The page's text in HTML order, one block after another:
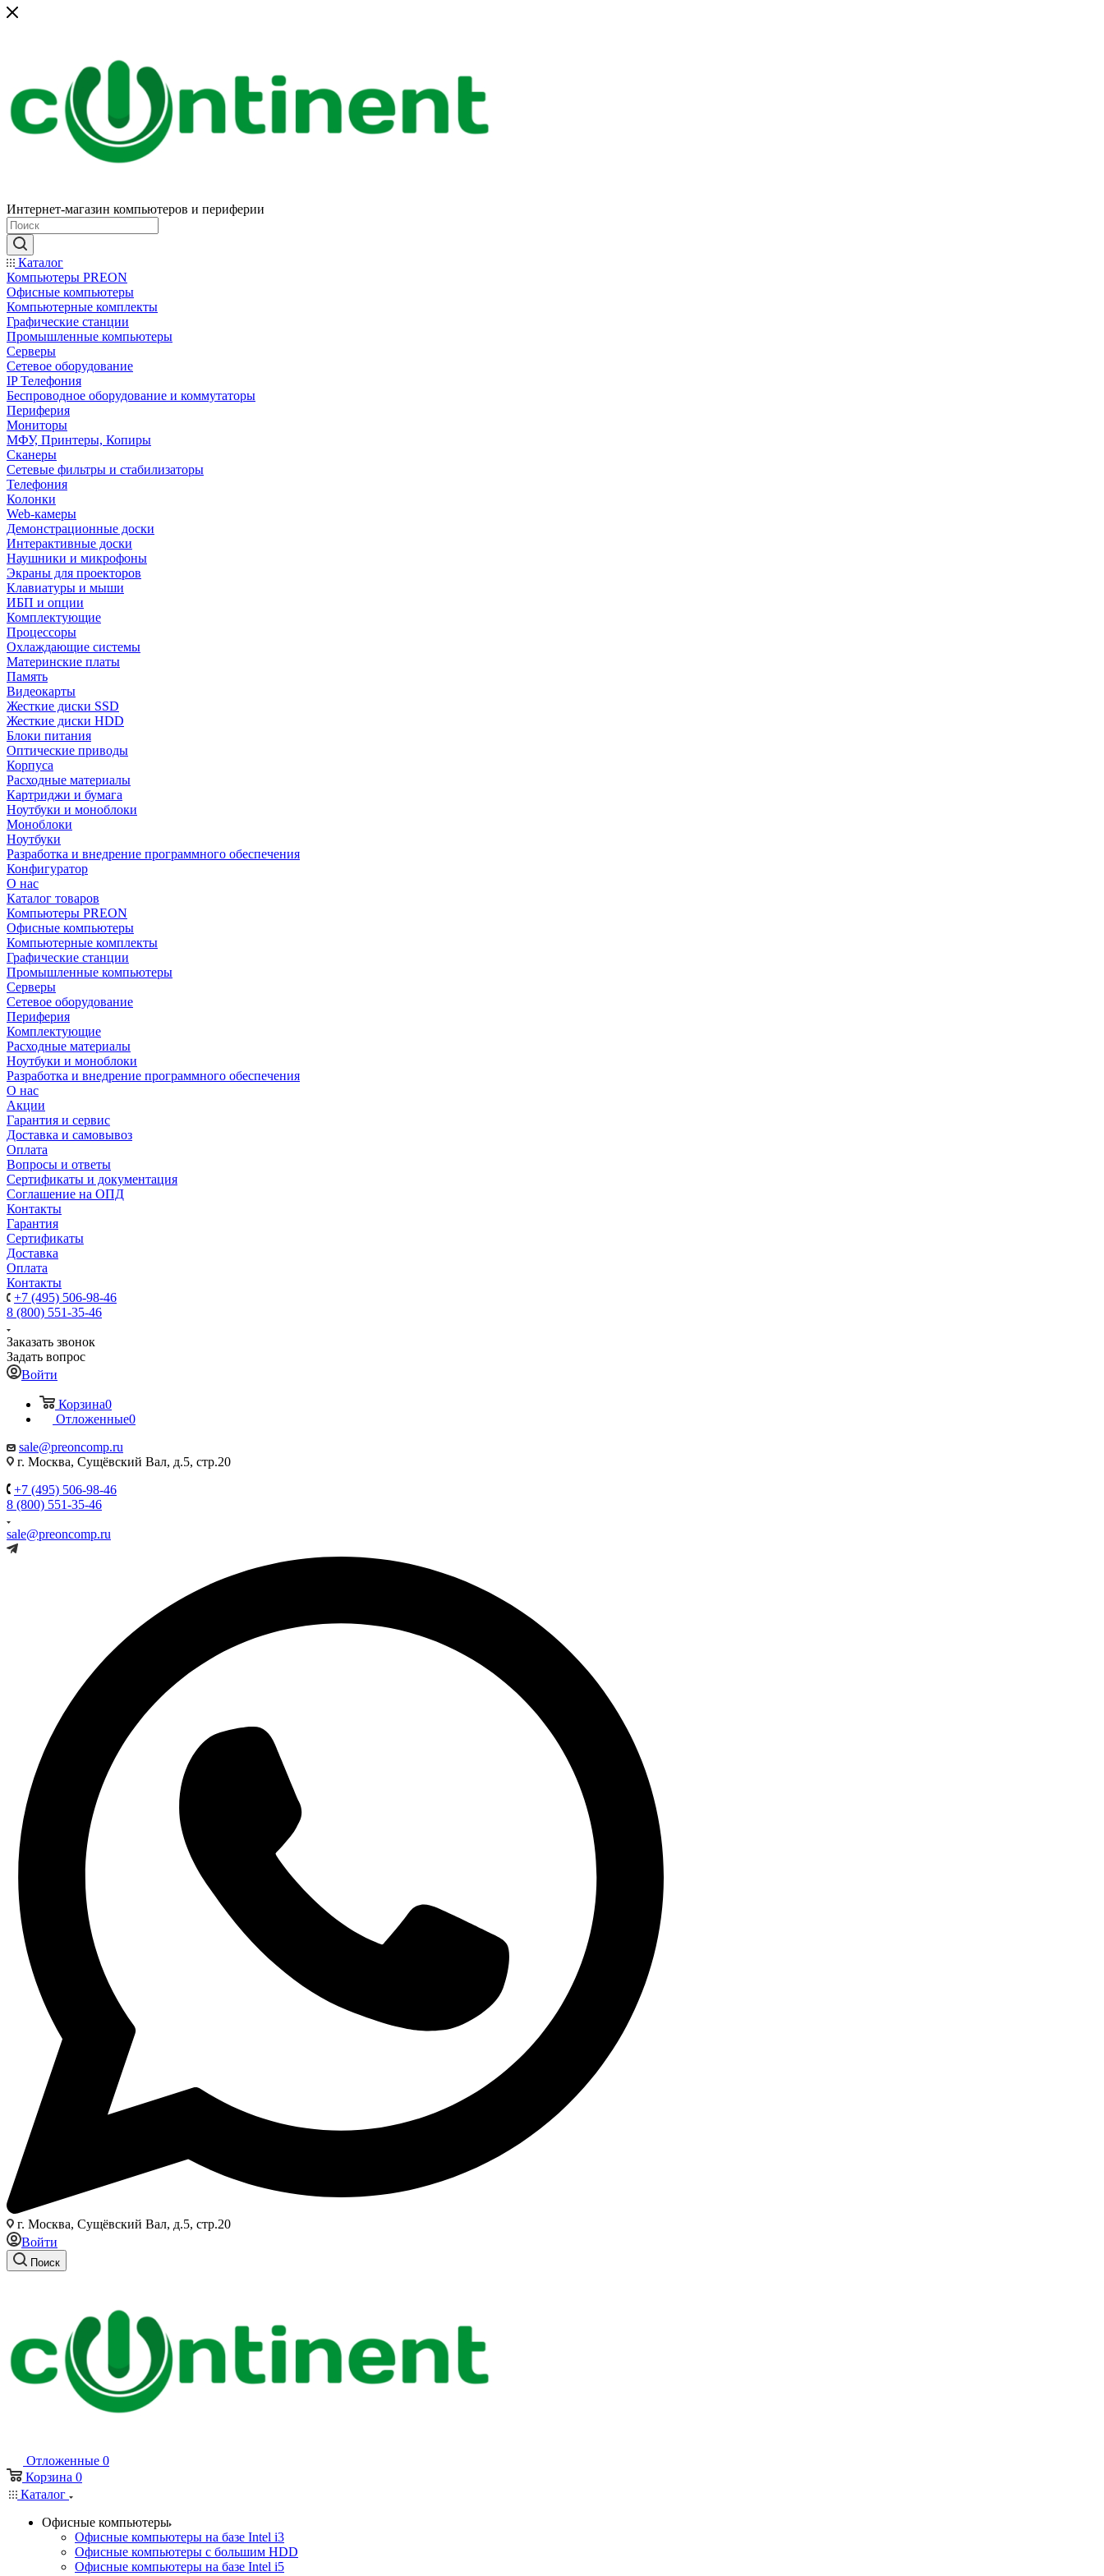
Интернет-магазин компьютеров и периферии
Каталог
Компьютеры PREON
Офисные компьютеры
Компьютерные комплекты
Графические станции
Промышленные компьютеры
Серверы
Сетевое оборудование
IP Телефония
Беспроводное оборудование и коммутаторы
Периферия
Мониторы
МФУ, Принтеры, Копиры
Сканеры
Сетевые фильтры и стабилизаторы
Телефония
Колонки
Web-камеры
Демонстрационные доски
Интерактивные доски
Наушники и микрофоны
Экраны для проекторов
Клавиатуры и мыши
ИБП и опции
Комплектующие
Процессоры
Охлаждающие системы
Материнские платы
Память
Видеокарты
Жесткие диски SSD
Жесткие диски HDD
Блоки питания
Оптические приводы
Корпуса
Расходные материалы
Картриджи и бумага
Ноутбуки и моноблоки
Моноблоки
Ноутбуки
Разработка и внедрение программного обеспечения
Конфигуратор
О нас
Каталог товаров
Компьютеры PREON
Офисные компьютеры
Компьютерные комплекты
Графические станции
Промышленные компьютеры
Серверы
Сетевое оборудование
Периферия
Комплектующие
Расходные материалы
Ноутбуки и моноблоки
Разработка и внедрение программного обеспечения
О нас
Акции
Гарантия и сервис
Доставка и самовывоз
Оплата
Вопросы и ответы
Сертификаты и документация
Соглашение на ОПД
Контакты
Гарантия
Сертификаты
Доставка
Оплата
Контакты
+7 (495) 506-98-46
8 (800) 551-35-46
Заказать звонок
Задать вопрос
Войти
Корзина0
Отложенные0
sale@preoncomp.ru
г. Москва, Сущёвский Вал, д.5, стр.20
+7 (495) 506-98-46
8 (800) 551-35-46
sale@preoncomp.ru
г. Москва, Сущёвский Вал, д.5, стр.20
Войти
Поиск
Отложенные 0
Корзина 0
Каталог
Офисные компьютеры
Офисные компьютеры на базе Intel i3
Офисные компьютеры с большим HDD
Офисные компьютеры на базе Intel i5